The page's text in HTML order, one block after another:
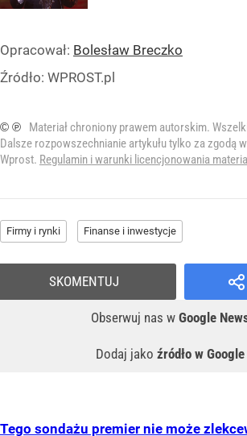
Opracował: Bolesław Breczko
Źródło: WPROST.pl
© ℗
Materiał chroniony prawem autorskim.
Dalsze rozpowszechnianie artykułu tylko za zgodą
Wprost. Regulamin i warunki licencjonowania
Firmy i rynki Finanse i inwestycje
Obserwuj nas w Google
Dodaj jako źródło w Google
SKOMENTUJ
Tego sondażu premier nie może